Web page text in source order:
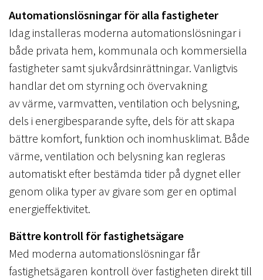
Automationslösningar för alla fastigheter
Idag installeras moderna automationslösningar i
både privata hem, kommunala och kommersiella
fastigheter samt sjukvårdsinrättningar. Vanligtvis
handlar det om styrning och övervakning
av värme, varmvatten, ventilation och belysning,
dels i energibesparande syfte, dels för att skapa
bättre komfort, funktion och inomhusklimat. Både
värme, ventilation och belysning kan regleras
automatiskt efter bestämda tider på dygnet eller
genom olika typer av givare som ger en optimal
energieffektivitet.
Bättre kontroll för fastighetsägare
Med moderna automationslösningar får
fastighetsägaren kontroll över fastigheten direkt till